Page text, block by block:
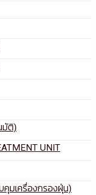
มัติ)
UNIT
คุมเครื่องกรองฝุ่น)